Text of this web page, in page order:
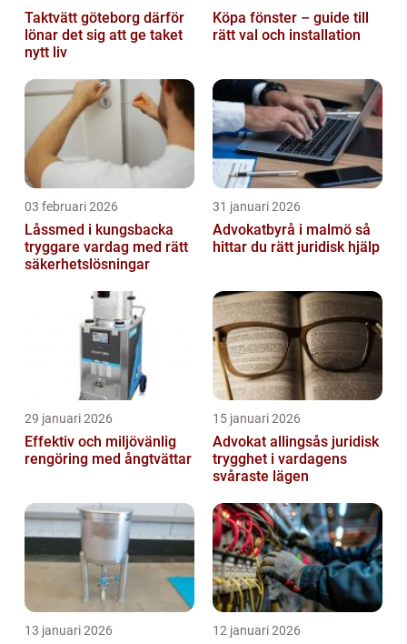
Taktvätt göteborg därför
lönar det sig att ge taket
nytt liv
Köpa fönster – guide till
rätt val och installation
03 februari 2026
Låssmed i kungsbacka
tryggare vardag med rätt
säkerhetslösningar
31 januari 2026
Advokatbyrå i malmö så
hittar du rätt juridisk hjälp
29 januari 2026
Effektiv och miljövänlig
rengöring med ångtvättar
15 januari 2026
Advokat allingsås juridisk
trygghet i vardagens
svåraste lägen
13 januari 2026 12 januari 2026